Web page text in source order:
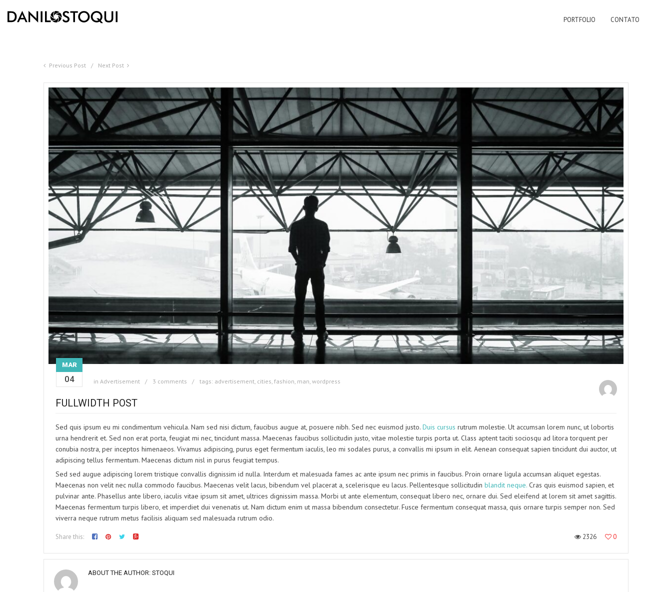
PORTFOLIO CONTATO
Previous Post Next Post
MAR
04 in Advertisement 3 comments tags: advertisement, cities, fashion, man, wordpress
FULLWIDTH POST
Sed quis ipsum eu mi condimentum vehicula. Nam sed nisi dictum, faucibus augue at, posuere nibh. Sed nec euismod justo. Duis cursus rutrum molestie. Ut accumsan lorem nunc, ut lobortis
urna hendrerit et. Sed non erat porta, feugiat mi nec, tincidunt massa. Maecenas faucibus sollicitudin justo, vitae molestie turpis porta ut. Class aptent taciti sociosqu ad litora torquent per
conubia nostra, per inceptos himenaeos. Vivamus adipiscing, purus eget fermentum iaculis, leo mi sodales purus, a convallis mi ipsum in elit. Aenean consequat sapien tincidunt dui auctor, ut
adipiscing tellus fermentum. Maecenas dictum nisl in purus feugiat tempus.
Sed sed augue adipiscing lorem tristique convallis dignissim id nulla. Interdum et malesuada fames ac ante ipsum nec primis in faucibus. Proin ornare ligula accumsan aliquet egestas.
Maecenas non velit nec nulla commodo faucibus. Maecenas velit lacus, bibendum vel placerat a, scelerisque eu lacus. Pellentesque sollicitudin blandit neque. Cras quis euismod sapien, et
pulvinar ante. Phasellus ante libero, iaculis vitae ipsum sit amet, ultrices dignissim massa. Morbi ut ante elementum, consequat libero nec, ornare dui. Sed eleifend at lorem sit amet sagittis.
Maecenas fermentum turpis libero, et imperdiet dui venenatis ut. Nam dictum enim ut massa bibendum consectetur. Fusce fermentum consequat massa, quis ornare turpis semper non. Sed
viverra neque rutrum metus facilisis aliquam sed malesuada rutrum odio.
Share this: 2326 0
ABOUT THE AUTHOR: STOQUI